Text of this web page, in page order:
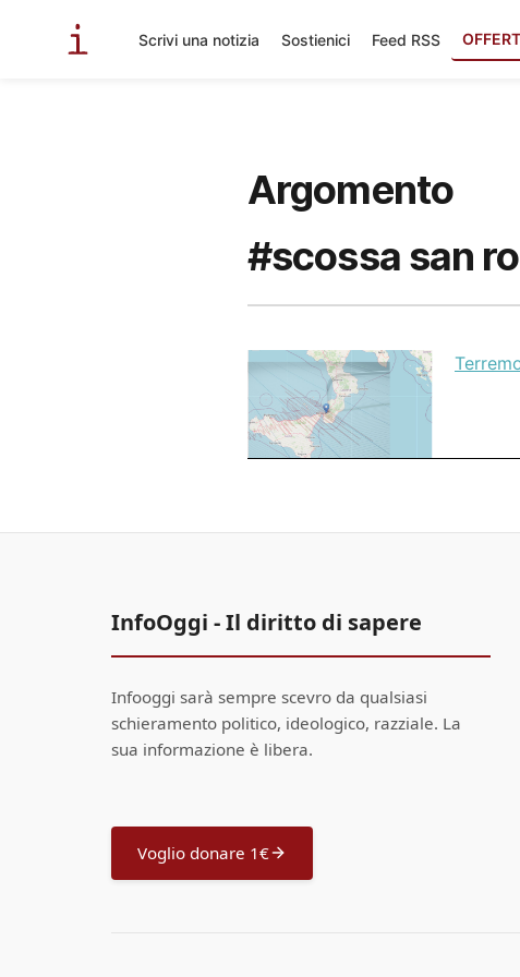
Scrivi una notizia Sostienici Feed RSS
Argomento
#scossa san
InfoOggi - Il diritto di sapere
Infooggi sarà sempre scevro da qualsiasi
schieramento politico, ideologico, razziale. La
sua informazione è libera.
Voglio donare 1€